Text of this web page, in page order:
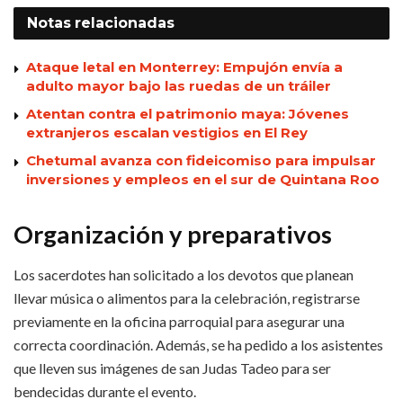
Notas relacionadas
Ataque letal en Monterrey: Empujón envía a
adulto mayor bajo las ruedas de un tráiler
Atentan contra el patrimonio maya: Jóvenes
extranjeros escalan vestigios en El Rey
Chetumal avanza con fideicomiso para impulsar
inversiones y empleos en el sur de Quintana Roo
Organización y preparativos
Los sacerdotes han solicitado a los devotos que planean
llevar música o alimentos para la celebración, registrarse
previamente en la oficina parroquial para asegurar una
correcta coordinación. Además, se ha pedido a los asistentes
que lleven sus imágenes de san Judas Tadeo para ser
bendecidas durante el evento.